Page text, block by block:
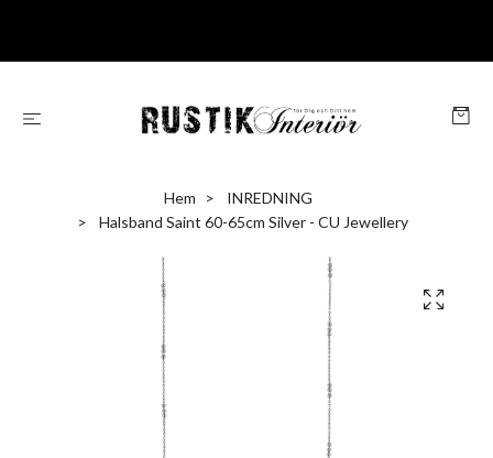
Hem
INREDNING
Halsband Saint 60-65cm Silver - CU Jewellery